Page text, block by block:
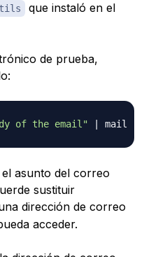
que instaló en el
de prueba,
of the email" mail
asunto del correo
sustituir
dirección de correo
acceder.